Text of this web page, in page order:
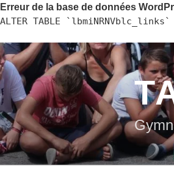
Erreur de la base de données
ALTER TABLE
Aller
au
contenu
principal